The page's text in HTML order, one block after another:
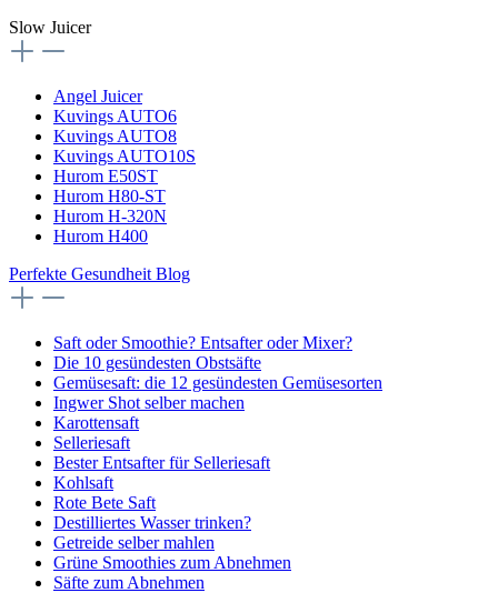
Slow Juicer
Angel Juicer
Kuvings AUTO6
Kuvings AUTO8
Kuvings AUTO10S
Hurom E50ST
Hurom H80-ST
Hurom H-320N
Hurom H400
Perfekte Gesundheit Blog
Saft oder Smoothie? Entsafter oder Mixer?
Die 10 gesündesten Obstsäfte
Gemüsesaft: die 12 gesündesten Gemüsesorten
Ingwer Shot selber machen
Karottensaft
Selleriesaft
Bester Entsafter für Selleriesaft
Kohlsaft
Rote Bete Saft
Destilliertes Wasser trinken?
Getreide selber mahlen
Grüne Smoothies zum Abnehmen
Säfte zum Abnehmen